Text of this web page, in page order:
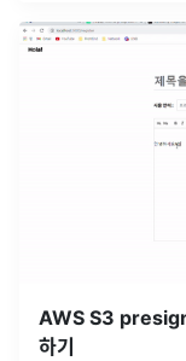
AWS S3
하기